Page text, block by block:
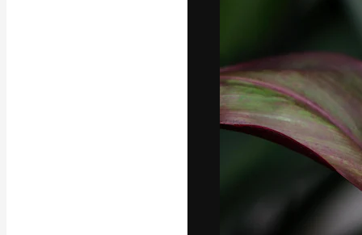
La plataforma
trabajo. Más
entre
Español